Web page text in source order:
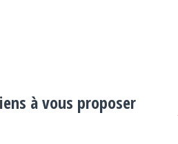
à vous proposer